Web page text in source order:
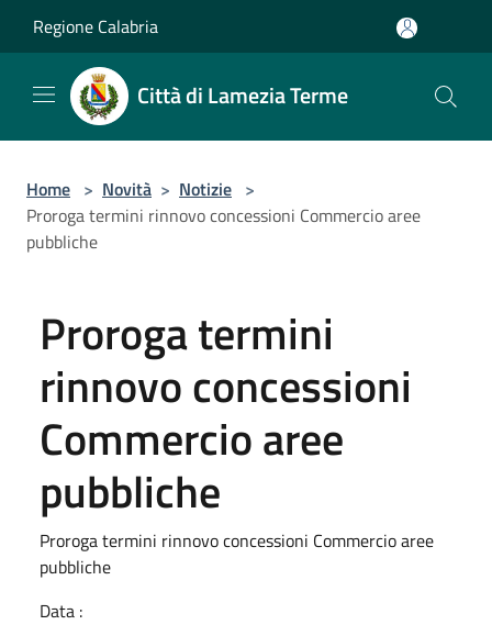
Regione Calabria
Città di Lamezia Terme
Home > Novità > Notizie >
Proroga termini rinnovo concessioni Commercio aree
pubbliche
Proroga termini
rinnovo concessioni
Commercio aree
pubbliche
Proroga termini rinnovo concessioni Commercio aree
pubbliche
Data :